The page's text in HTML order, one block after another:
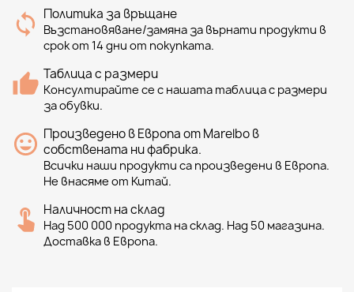
Политика за връщане
Възстановяване/замяна за върнати продукти в
срок от 14 дни от покупката.
Таблица с размери
Консултирайте се с нашата таблица с размери
за обувки.
Произведено в Европа от Marelbo в
собствената ни фабрика.
Всички наши продукти са произведени в Европа.
Не внасяме от Китай.
Наличност на склад
Над 500 000 продукта на склад. Над 50 магазина.
Доставка в Европа.